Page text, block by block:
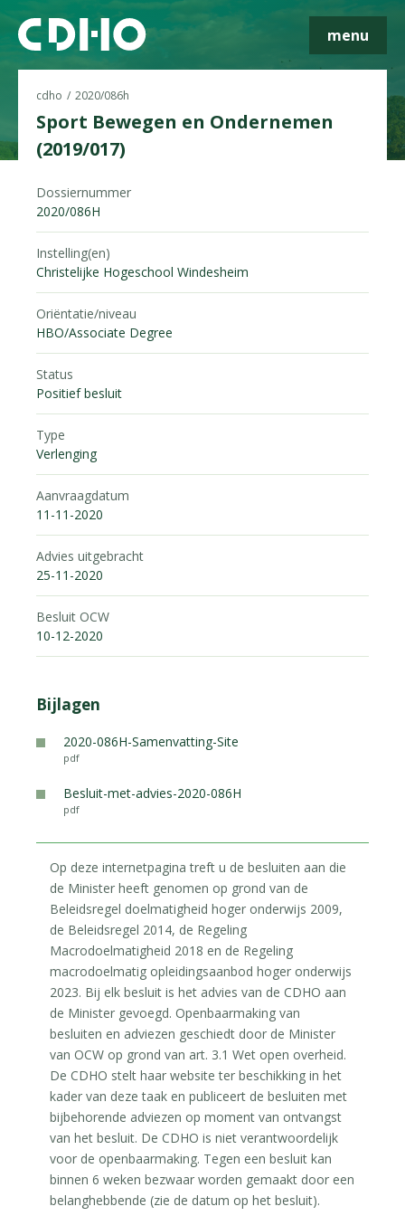
menu
cdho 2020/086h
Sport Bewegen en Ondernemen
(2019/017)
Dossiernummer
2020/086H
Instelling(en)
Christelijke Hogeschool Windesheim
Oriëntatie/niveau
HBO/Associate Degree
Status
Positief besluit
Type
Verlenging
Aanvraagdatum
11-11-2020
Advies uitgebracht
25-11-2020
Besluit OCW
10-12-2020
Bijlagen
2020-086H-Samenvatting-Site
pdf
Besluit-met-advies-2020-086H
pdf
Op deze internetpagina treft u de besluiten aan die
de Minister heeft genomen op grond van de
Beleidsregel doelmatigheid hoger onderwijs 2009,
de Beleidsregel 2014, de Regeling
Macrodoelmatigheid 2018 en de Regeling
macrodoelmatig opleidingsaanbod hoger onderwijs
2023. Bij elk besluit is het advies van de CDHO aan
de Minister gevoegd. Openbaarmaking van
besluiten en adviezen geschiedt door de Minister
van OCW op grond van art. 3.1 Wet open overheid.
De CDHO stelt haar website ter beschikking in het
kader van deze taak en publiceert de besluiten met
bijbehorende adviezen op moment van ontvangst
van het besluit. De CDHO is niet verantwoordelijk
voor de openbaarmaking. Tegen een besluit kan
binnen 6 weken bezwaar worden gemaakt door een
belanghebbende (zie de datum op het besluit).